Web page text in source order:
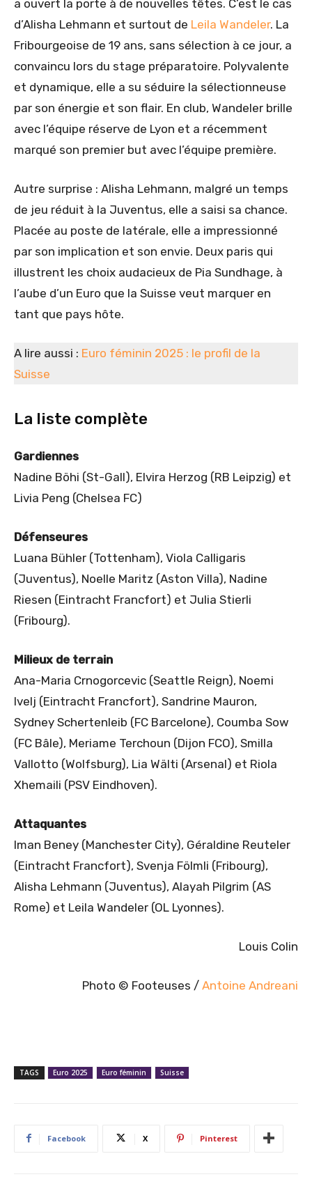
a ouvert la porte à de nouvelles têtes. C’est le cas
d’Alisha Lehmann et surtout de Leila Wandeler. La
Fribourgeoise de 19 ans, sans sélection à ce jour, a
convaincu lors du stage préparatoire. Polyvalente
et dynamique, elle a su séduire la sélectionneuse
par son énergie et son flair. En club, Wandeler brille
avec l’équipe réserve de Lyon et a récemment
marqué son premier but avec l’équipe première.
Autre surprise : Alisha Lehmann, malgré un temps
de jeu réduit à la Juventus, elle a saisi sa chance.
Placée au poste de latérale, elle a impressionné
par son implication et son envie. Deux paris qui
illustrent les choix audacieux de Pia Sundhage, à
l’aube d’un Euro que la Suisse veut marquer en
tant que pays hôte.
A lire aussi : Euro féminin 2025 : le profil de la
Suisse
La liste complète
Gardiennes
Nadine Böhi (St-Gall), Elvira Herzog (RB Leipzig) et
Livia Peng (Chelsea FC)
Défenseures
Luana Bühler (Tottenham), Viola Calligaris
(Juventus), Noelle Maritz (Aston Villa), Nadine
Riesen (Eintracht Francfort) et Julia Stierli
(Fribourg).
Milieux de terrain
Ana-Maria Crnogorcevic (Seattle Reign), Noemi
Ivelj (Eintracht Francfort), Sandrine Mauron,
Sydney Schertenleib (FC Barcelone), Coumba Sow
(FC Bâle), Meriame Terchoun (Dijon FCO), Smilla
Vallotto (Wolfsburg), Lia Wälti (Arsenal) et Riola
Xhemaili (PSV Eindhoven).
Attaquantes
Iman Beney (Manchester City), Géraldine Reuteler
(Eintracht Francfort), Svenja Fölmli (Fribourg),
Alisha Lehmann (Juventus), Alayah Pilgrim (AS
Rome) et Leila Wandeler (OL Lyonnes).
Louis Colin
Photo © Footeuses / Antoine Andreani
TAGS Euro 2025 Euro féminin Suisse
Facebook X Pinterest